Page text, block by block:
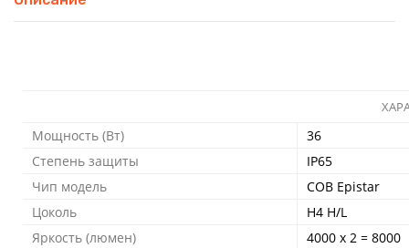
Мощность (Вт)
36
Степень защиты
IP65
Чип модель
COB Epistar
Цоколь
H4 H/L
Яркость (люмен)
4000 x 2 = 8000